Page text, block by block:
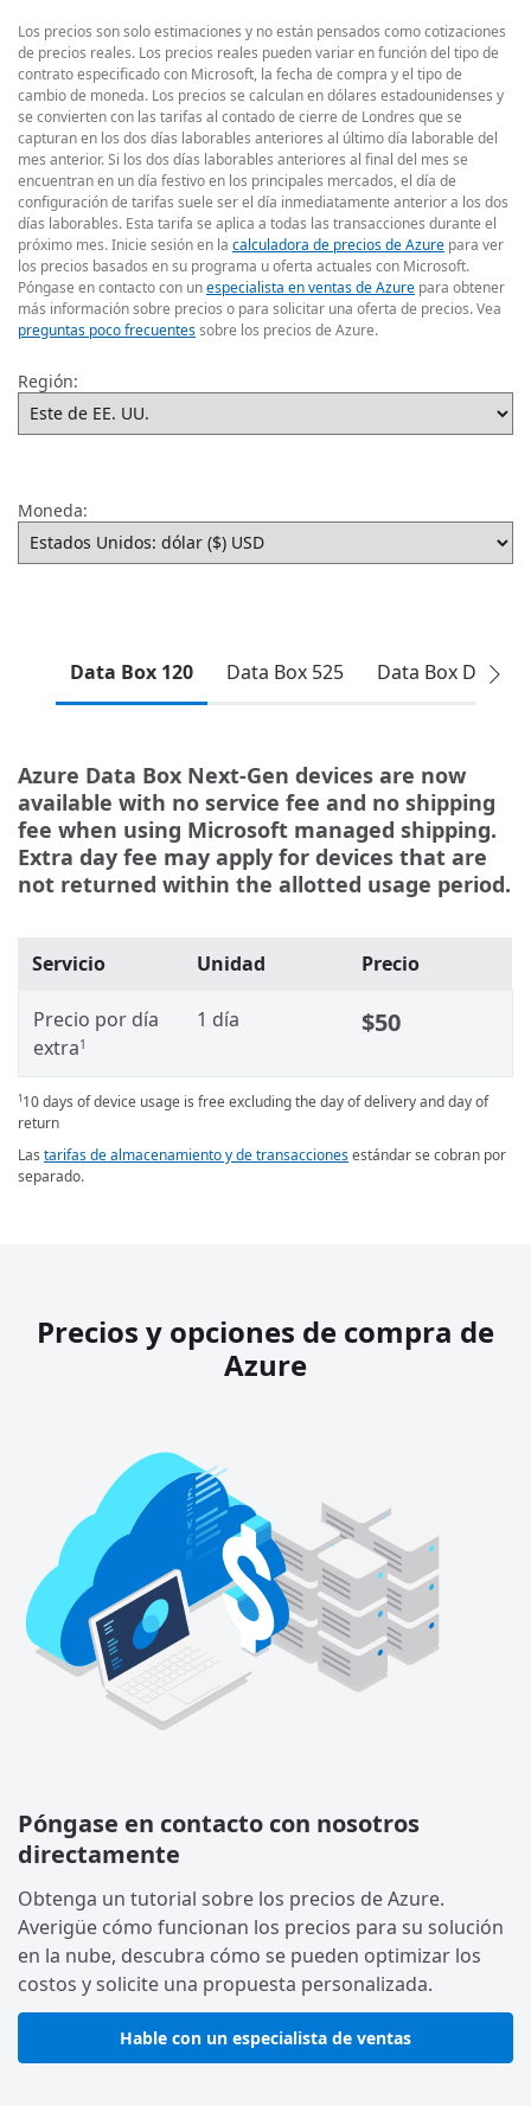
Los precios son solo estimaciones y no están pensados como cotizaciones
de precios reales. Los precios reales pueden variar en función del tipo de
contrato especificado con Microsoft, la fecha de compra y el tipo de
cambio de moneda. Los precios se calculan en dólares estadounidenses y
se convierten con las tarifas al contado de cierre de Londres que se
capturan en los dos días laborables anteriores al último día laborable del
mes anterior. Si los dos días laborables anteriores al final del mes se
encuentran en un día festivo en los principales mercados, el día de
configuración de tarifas suele ser el día inmediatamente anterior a los dos
días laborables. Esta tarifa se aplica a todas las transacciones durante el
próximo mes. Inicie sesión en la calculadora de precios de Azure para ver
los precios basados en su programa u oferta actuales con Microsoft.
Póngase en contacto con unespecialista en ventas de Azure para obtener
más información sobre precios o para solicitar una oferta de precios. Vea
preguntas poco frecuentessobre los precios de Azure.
Región:
Moneda:
Data Box 120 Data Box 525 Data Box Disk
Azure Data Box Next-Gen devices are now
available with no service fee and no shipping
fee when using Microsoft managed shipping.
Extra day fee may apply for devices that are
not returned within the allotted usage period.
Servicio Unidad Precio
Precio por día
extra1
1 día $50
1 10 days of device usage is free excluding the day of delivery and day of
return
Las tarifas de almacenamiento y de transaccionesestándar se cobran por
separado.
Precios y opciones de compra de
Azure
Póngase en contacto con nosotros
directamente
Obtenga un tutorial sobre los precios de Azure.
Averigüe cómo funcionan los precios para su solución
en la nube, descubra cómo se pueden optimizar los
costos y solicite una propuesta personalizada.
Hable con un especialista de ventas